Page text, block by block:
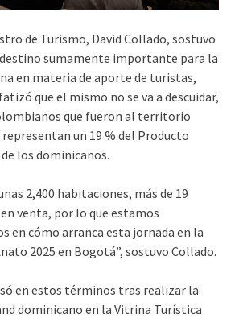
de Turismo, David Collado, sostuvo
sumamente importante para la
en materia de aporte de turistas,
que el mismo no se va a descuidar,
que fueron al territorio
un 19 % del Producto
los dominicanos.
2,400 habitaciones, más de 19
venta, por lo que estamos
en cómo arranca esta jornada en la
2025 en Bogotá”, sostuvo Collado.
en estos términos tras realizar la
dominicano en la Vitrina Turística